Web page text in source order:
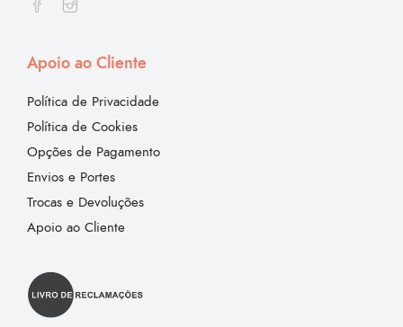
Apoio ao Cliente
Política de Privacidade
Política de Cookies
Opções de Pagamento
Envios e Portes
Trocas e Devoluções
Apoio ao Cliente